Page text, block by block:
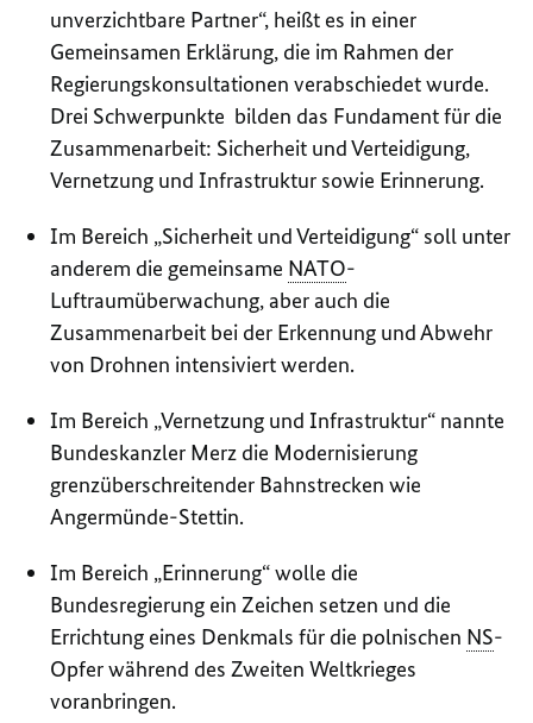
unverzichtbare Partner“, heißt es in einer
Gemeinsamen Erklärung, die im Rahmen der
Regierungskonsultationen verabschiedet wurde.
Drei Schwerpunkte bilden das Fundament für die
Zusammenarbeit: Sicherheit und Verteidigung,
Vernetzung und Infrastruktur sowie Erinnerung.
Im Bereich „Sicherheit und Verteidigung“ soll unter
anderem die gemeinsame NATO-
Luftraumüberwachung, aber auch die
Zusammenarbeit bei der Erkennung und Abwehr
von Drohnen intensiviert werden.
Im Bereich „Vernetzung und Infrastruktur“ nannte
Bundeskanzler Merz die Modernisierung
grenzüberschreitender Bahnstrecken wie
Angermünde-Stettin.
Im Bereich „Erinnerung“ wolle die
Bundesregierung ein Zeichen setzen und die
Errichtung eines Denkmals für die polnischen NS-
Opfer während des Zweiten Weltkrieges
voranbringen.